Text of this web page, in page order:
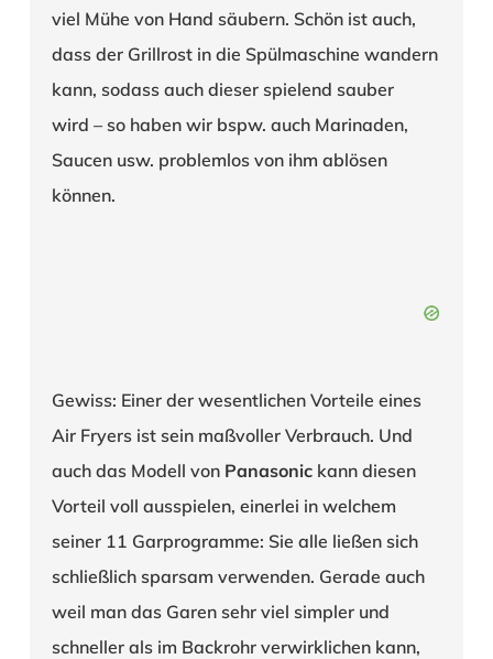
viel Mühe von Hand säubern. Schön ist auch,
dass der Grillrost in die Spülmaschine wandern
kann, sodass auch dieser spielend sauber
wird – so haben wir bspw. auch Marinaden,
Saucen usw. problemlos von ihm ablösen
können.
Gewiss: Einer der wesentlichen Vorteile eines
Air Fryers ist sein maßvoller Verbrauch. Und
auch das Modell von Panasonickann diesen
Vorteil voll ausspielen, einerlei in welchem
seiner 11 Garprogramme: Sie alle ließen sich
schließlich sparsam verwenden. Gerade auch
weil man das Garen sehr viel simpler und
schneller als im Backrohr verwirklichen kann,